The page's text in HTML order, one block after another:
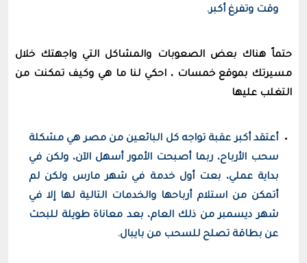
وقت وتفرغ أكبر.
حتماً هناك بعض الصعوبات والمشاكل التي واجهتك خلال
مسيرتك بموقع خمسات ، احكي لنا ما هي وكيف تمكنت من
التغلب عليها
أعتقد أكبر عقبة تواجه كل البائعين من مصر هي مشكلة
سحب الأرباح، ربما أصبحت الأمور أسهل الآن، ولكن في
بداية عملي، بعت أول خدمة في شهر مارس ولكن لم
أتمكن من استلام أرباحها والخدمات التالية لها إلا في
شهر ديسمبر من ذلك العام، بعد معاناة طويلة للبحث
عن بطاقة تصلح للسحب من بايبال.